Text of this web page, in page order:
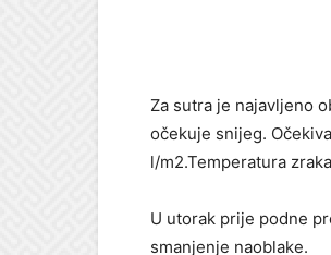
Za sutra je najavljeno
očekuje snijeg.
l/m2.Temperatura
U utorak prije podne
smanjenje naoblake.